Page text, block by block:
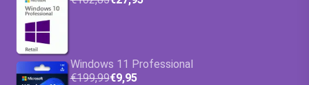
Windows 11 Professional
€199,99€9,95